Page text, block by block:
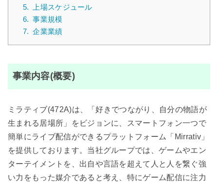
5.
上場スケジュール
6. 事業規模
7. 企業業績
事業内容(概要)
ミラティブ(472A)は、「好きでつながり、自分の物語が
生まれる居場所」をビジョンに、スマートフォン一つで
簡単にライブ配信ができるプラットフォーム「Mirrativ」
を提供しております。当社グループでは、ゲームやエン
ターテイメントを、出自や言語を超えて人と人を繋ぐ強
い力をもった媒介であると考え、特にゲーム配信に注力